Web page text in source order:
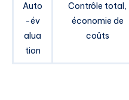
Auto
-év
alua
tion
Contrôle total,
économie de
coûts